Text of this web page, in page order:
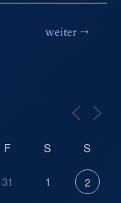
weiter→
F S S
31 1 2